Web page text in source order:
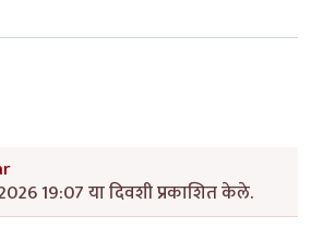
19:07 या दिवशी प्रकाशित केले.